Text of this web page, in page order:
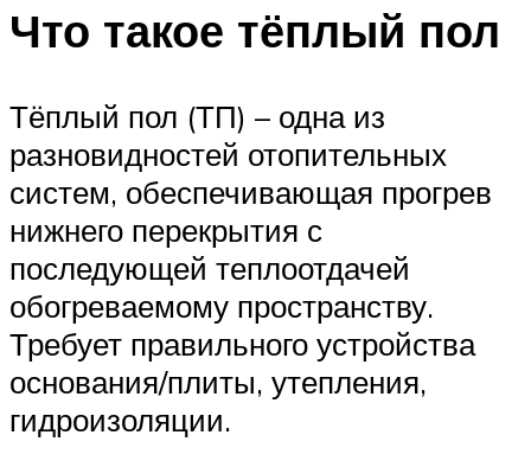
Что такое тёплый пол
Тёплый пол (ТП) – одна из
разновидностей отопительных
систем, обеспечивающая прогрев
нижнего перекрытия с
последующей теплоотдачей
обогреваемому пространству.
Требует правильного устройства
основания/плиты, утепления,
гидроизоляции.